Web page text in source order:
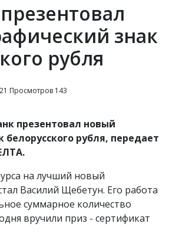
знак
рубля
Просмотров 143
презентовал новый
белорусского рубля, передает
на лучший новый
Василий Щебетун. Его работа
суммарное количество
вручили приз - сертификат